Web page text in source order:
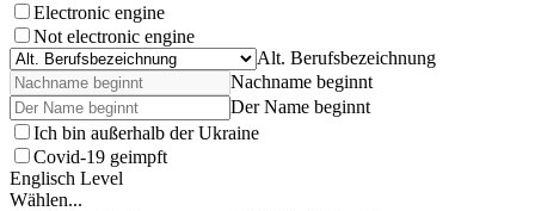
Electronic engine
Not electronic engine
Alt. Berufsbezeichnung
Nachname beginnt
Der Name beginnt
Ich bin außerhalb der Ukraine
Covid-19 geimpft
Englisch Level
Wählen...